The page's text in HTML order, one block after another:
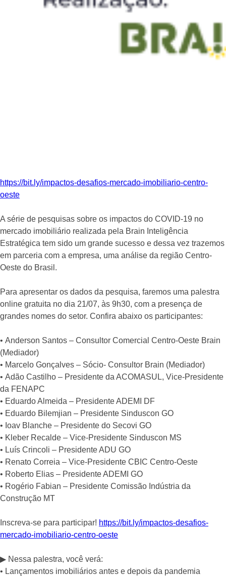
https://bit.ly/impactos-desafios-mercado-imobiliario-centro-
oeste
A série de pesquisas sobre os impactos do COVID-19 no
mercado imobiliário realizada pela Brain Inteligência
Estratégica tem sido um grande sucesso e dessa vez trazemos
em parceria com a empresa, uma análise da região Centro-
Oeste do Brasil.⠀
Para apresentar os dados da pesquisa, faremos uma palestra
online gratuita no dia 21/07, às 9h30, com a presença de
grandes nomes do setor. Confira abaixo os participantes:⠀
• Anderson Santos – Consultor Comercial Centro-Oeste Brain
(Mediador)⠀
• Marcelo Gonçalves – Sócio- Consultor Brain (Mediador)⠀
• Adão Castilho – Presidente da ACOMASUL, Vice-Presidente
da FENAPC⠀
• Eduardo Almeida – Presidente ADEMI DF⠀
• Eduardo Bilemjian – Presidente Sinduscon GO⠀
• Ioav Blanche – Presidente do Secovi GO⠀
• Kleber Recalde – Vice-Presidente Sinduscon MS⠀
• Luís Crincoli – Presidente ADU GO⠀
• Renato Correia – Vice-Presidente CBIC Centro-Oeste⠀
• Roberto Elias – Presidente ADEMI GO⠀
• Rogério Fabian – Presidente Comissão Indústria da
Construção MT⠀
Inscreva-se para participar! https://bit.ly/impactos-desafios-
mercado-imobiliario-centro-oeste
▶ Nessa palestra, você verá:⠀
• Lançamentos imobiliários antes e depois da pandemia⠀